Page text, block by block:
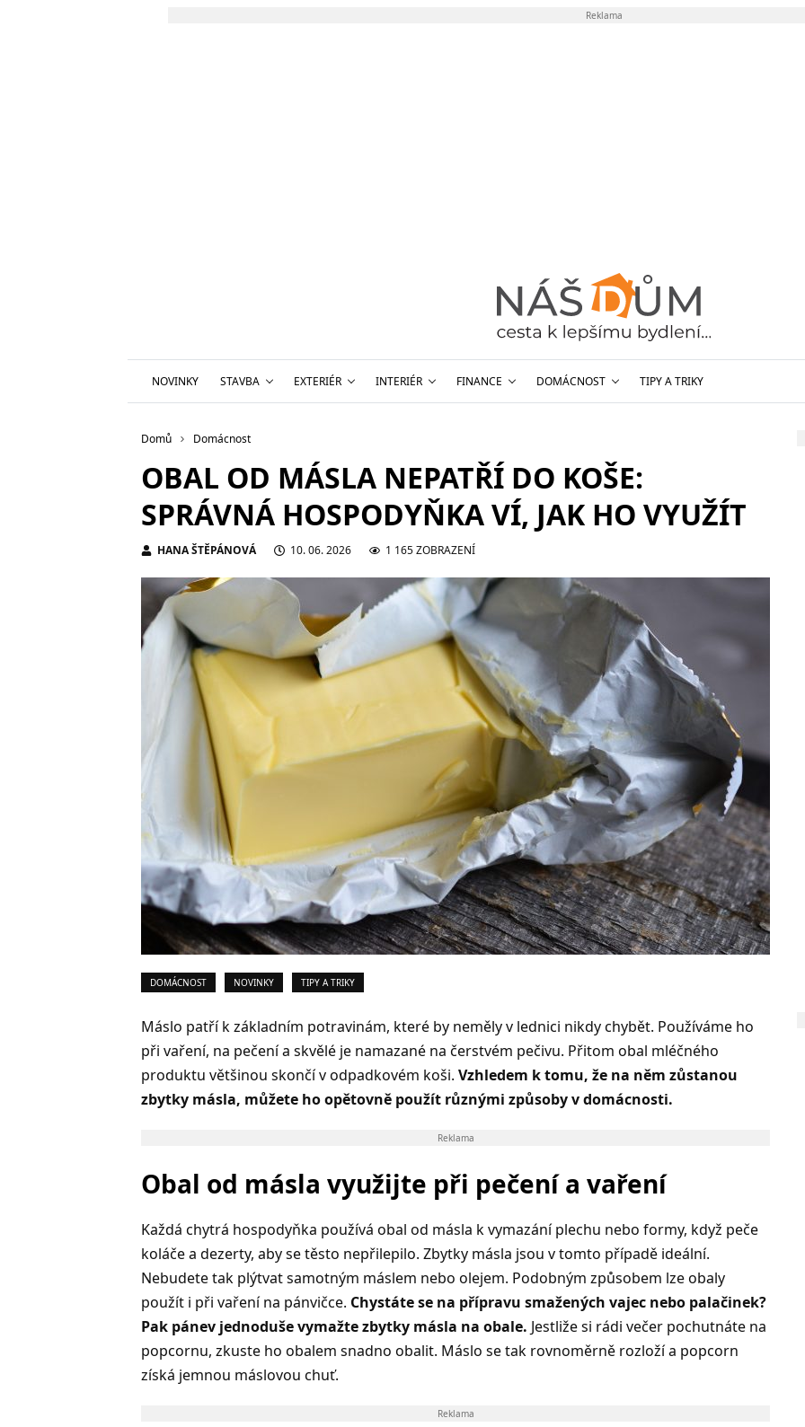
Reklama
NOVINKY STAVBA EXTERIÉR INTERIÉR FINANCE DOMÁCNOST TIPY A TRIKY
Domů Domácnost
OBAL OD MÁSLA NEPATŘÍ DO KOŠE:
SPRÁVNÁ HOSPODYŇKA VÍ, JAK HO VYUŽÍT
HANA ŠTĚPÁNOVÁ 10. 06. 2026 1 165 ZOBRAZENÍ
DOMÁCNOST NOVINKY TIPY A TRIKY
Máslo patří k základním potravinám, které by neměly v lednici nikdy chybět. Používáme ho
při vaření, na pečení a skvělé je namazané na čerstvém pečivu. Přitom obal mléčného
produktu většinou skončí v odpadkovém koši. Vzhledem k tomu, že na něm zůstanou
zbytky másla, můžete ho opětovně použít různými způsoby v domácnosti.
Reklama
Obal od másla využijte při pečení a vaření
Každá chytrá hospodyňka používá obal od másla k vymazání plechu nebo formy, když peče
koláče a dezerty, aby se těsto nepřilepilo. Zbytky másla jsou v tomto případě ideální.
Nebudete tak plýtvat samotným máslem nebo olejem. Podobným způsobem lze obaly
použít i při vaření na pánvičce. Chystáte se na přípravu smažených vajec nebo palačinek?
Pak pánev jednoduše vymažte zbytky másla na obale. Jestliže si rádi večer pochutnáte na
popcornu, zkuste ho obalem snadno obalit. Máslo se tak rovnoměrně rozloží a popcorn
získá jemnou máslovou chuť.
Reklama